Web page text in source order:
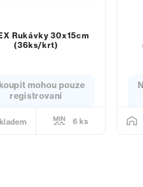
Rukávky 30x15cm
(36ks/krt)
mohou pouze
registrovaní
6 ks